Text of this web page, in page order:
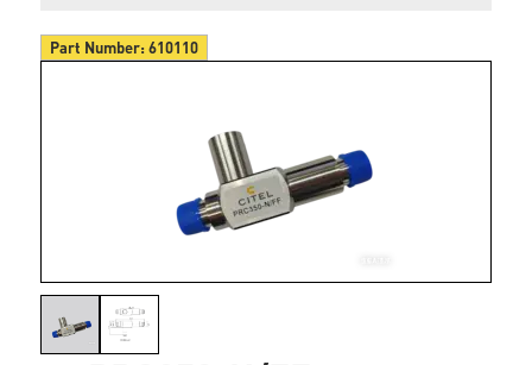
Part Number:610110